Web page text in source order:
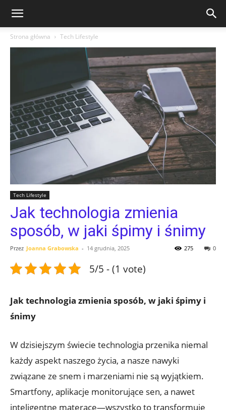
Strona główna Tech Lifestyle
Tech Lifestyle
Jak technologia zmienia
sposób, w jaki śpimy i śnimy
Przez Joanna Grabowska - 14 grudnia, 2025 0
275
5/5 - (1 vote)
Jak technologia zmienia sposób, w jaki śpimy i
śnimy
W dzisiejszym świecie technologia przenika niemal
każdy aspekt naszego życia, a nasze nawyki
związane ze snem i marzeniami nie są wyjątkiem.
Smartfony, aplikacje monitorujące sen, a nawet
inteligentne materace—wszystko to transformuje